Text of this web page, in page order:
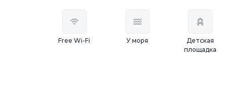
Free Wi-Fi У моря
Детская
площадка